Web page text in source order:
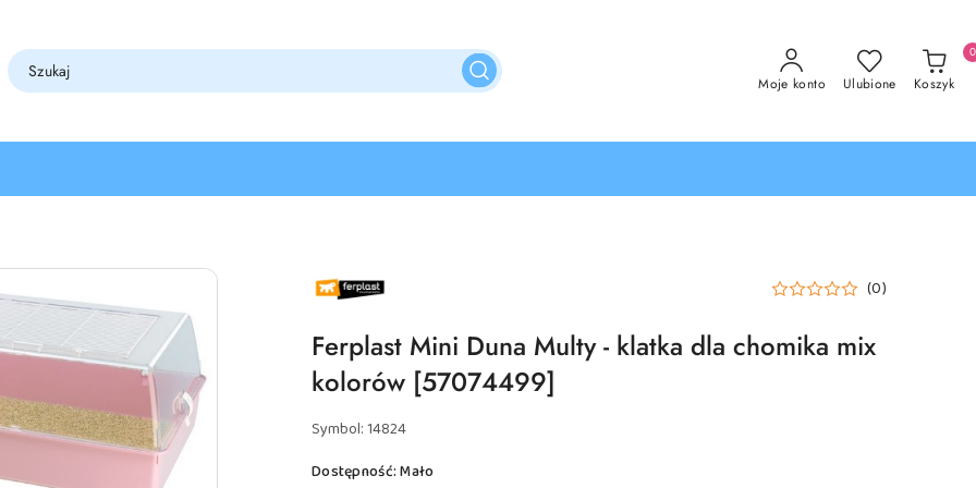
Moje konto Ulubione Koszyk
0
NAZWA
PRODUCENTA:
FERPLAST
(0)
Ferplast Mini Duna Multy - klatka dla chomika mix
kolorów [57074499]
Symbol:14824
Dostępność:Mało